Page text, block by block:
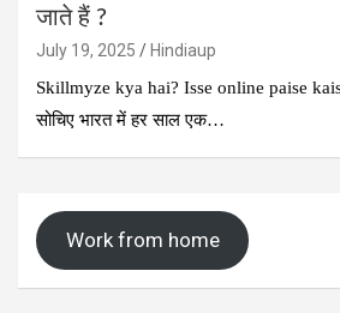
जाते हैं ?
July 19, 2025
Hindiaup
Skillmyze kya hai? Isse online paise
सोचिए भारत में हर साल एक…
Work from home